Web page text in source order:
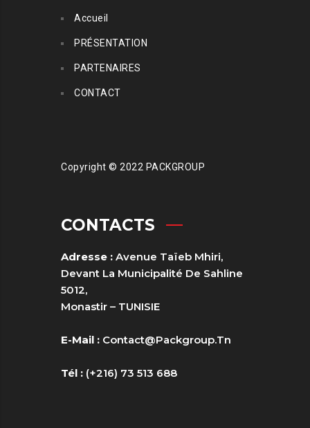
Accueil
PRÉSENTATION
PARTENAIRES
CONTACT
Copyright © 2022 PACKGROUP
CONTACTS
Adresse : Avenue Taïeb Mhiri,
Devant La Municipalité De Sahline
5012,
Monastir – TUNISIE
E-Mail : Contact@packgroup.tn
Tél : (+216) 73 513 688